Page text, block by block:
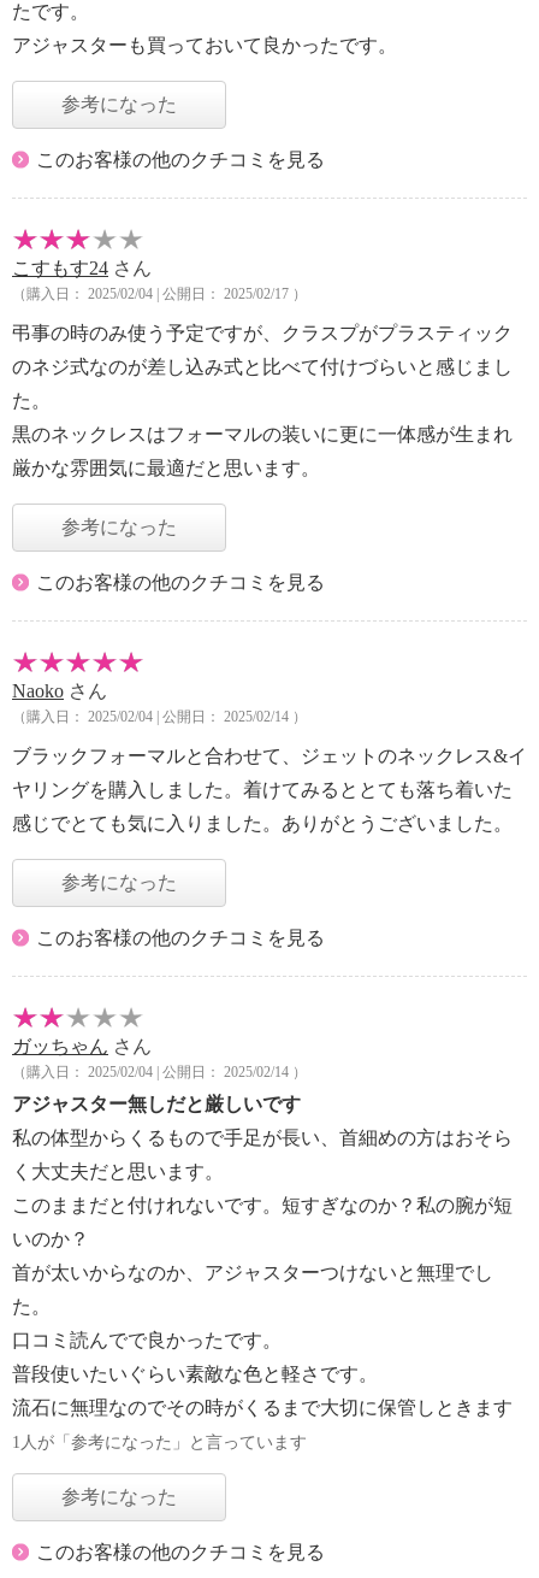
たです。
アジャスターも買っておいて良かったです。
参考になった
このお客様の他のクチコミを見る
こすもす24 さん
（購入日： 2025/02/04 | 公開日： 2025/02/17 ）
弔事の時のみ使う予定ですが、クラスプがプラスティック
のネジ式なのが差し込み式と比べて付けづらいと感じまし
た。
黒のネックレスはフォーマルの装いに更に一体感が生まれ
厳かな雰囲気に最適だと思います。
参考になった
このお客様の他のクチコミを見る
Naoko さん
（購入日： 2025/02/04 | 公開日： 2025/02/14 ）
ブラックフォーマルと合わせて、ジェットのネックレス&イ
ヤリングを購入しました。着けてみるととても落ち着いた
感じでとても気に入りました。ありがとうございました。
参考になった
このお客様の他のクチコミを見る
ガッちゃん さん
（購入日： 2025/02/04 | 公開日： 2025/02/14 ）
アジャスター無しだと厳しいです
私の体型からくるもので手足が長い、首細めの方はおそら
く大丈夫だと思います。
このままだと付けれないです。短すぎなのか？私の腕が短
いのか？
首が太いからなのか、アジャスターつけないと無理でし
た。
口コミ読んでで良かったです。
普段使いたいぐらい素敵な色と軽さです。
流石に無理なのでその時がくるまで大切に保管しときます
1人が「参考になった」と言っています
参考になった
このお客様の他のクチコミを見る